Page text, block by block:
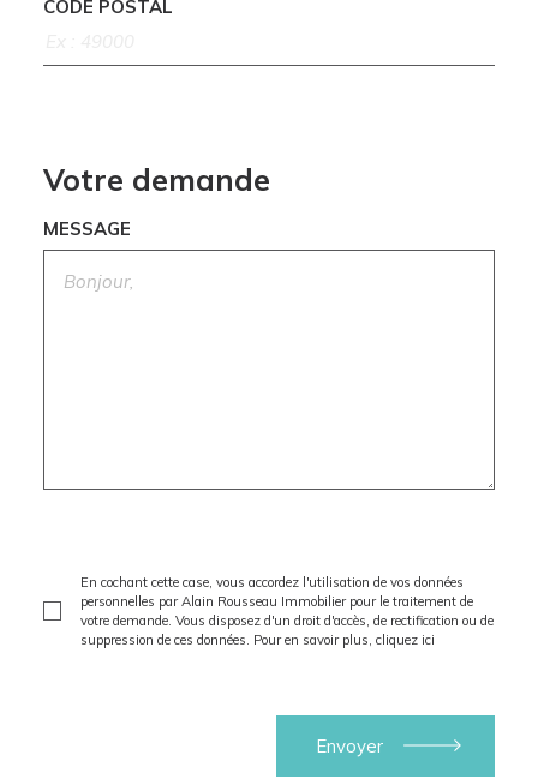
CODE POSTAL
Votre demande
MESSAGE
En cochant cette case, vous accordez l'utilisation de vos données
personnelles par Alain Rousseau Immobilier pour le traitement de
votre demande. Vous disposez d'un droit d'accès, de rectification ou de
suppression de ces données. Pour en savoir plus, cliquez ici